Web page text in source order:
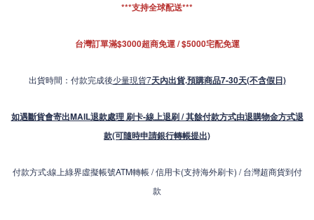
***支持全球配送***
台灣訂單滿$3000超商免運 / $5000宅配免運
出貨時間：付款完成後少量現貨7天內出貨.預購商品7-30天(不含假日)
如遇斷貨會寄出MAIL退款處理 刷卡-線上退刷 / 其餘付款方式由退購物金方式退
款(可隨時申請銀行轉帳提出)
付款方式:線上綠界虛擬帳號ATM轉帳 / 信用卡(支持海外刷卡) / 台灣超商貨到付
款